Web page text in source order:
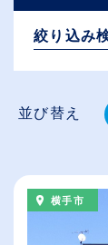
絞り込み
並び替え
横手市